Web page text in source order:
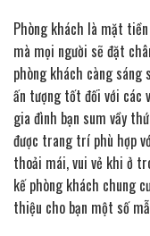
Phòng khách là mặt
mà mọi người sẽ đặt
phòng khách càng
ấn tượng tốt đối với các
gia đình bạn sum vầy
được trang trí phù hợp
thoải mái, vui vẻ khi ở
kế phòng khách chung
thiệu cho bạn một số